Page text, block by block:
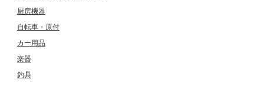
厨房機器
自転車・原付
カー用品
楽器
釣具